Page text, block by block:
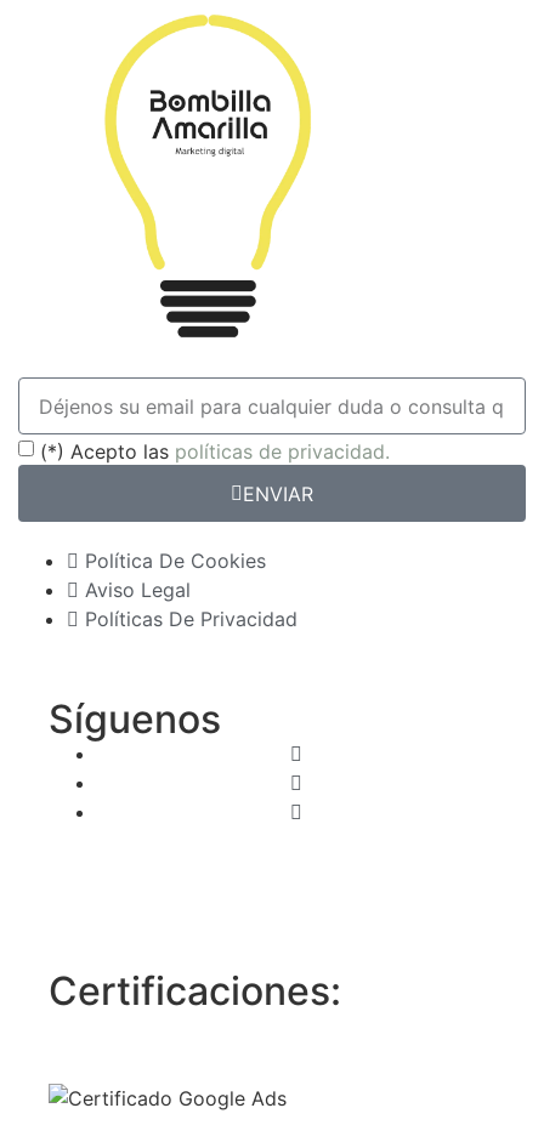
(*) Acepto las políticas de privacidad.
ENVIAR
Política De Cookies
Aviso Legal
Políticas De Privacidad
Síguenos
Certificaciones: